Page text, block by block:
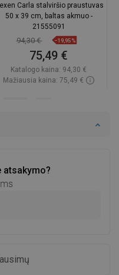
atsakymo?
Carla stalviršio praustuvas
50 x 39 cm, baltas akmuo -
21555091
94,30 € −19,95%
75,49 €
Katalogo kaina: 94,30 €
Mažiausia kaina: 75,49 €